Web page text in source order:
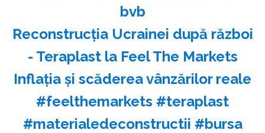
bvb
Reconstrucția Ucrainei după război
- Teraplast la Feel The Markets
Inflația și scăderea vânzărilor reale
#feelthemarkets #teraplast
#materialedeconstructii #bursa